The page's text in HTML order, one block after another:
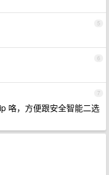
5
6
7
咯，方便跟安全智能二选